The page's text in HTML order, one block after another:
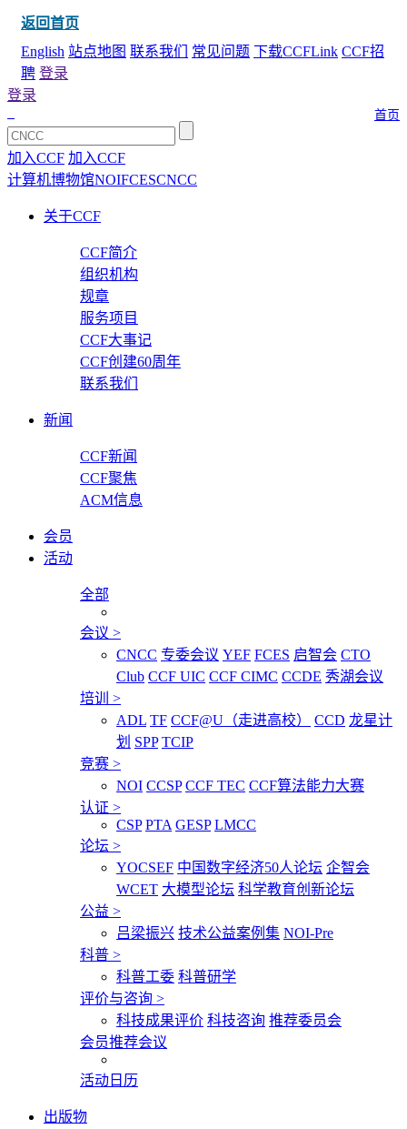
返回首页
English 站点地图 联系我们 常见问题 下载CCFLink CCF招
聘 登录
首页
登录
加入CCF 加入CCF
计算机博物馆NOIFCESCNCC
关于CCF
CCF简介
组织机构
规章
服务项目
CCF大事记
CCF创建60周年
联系我们
新闻
CCF新闻
CCF聚焦
ACM信息
会员
活动
全部
会议 >
CNCC 专委会议 YEF FCES 启智会 CTO
Club CCF UIC CCF CIMC CCDE 秀湖会议
培训 >
ADL TF CCF@U（走进高校） CCD 龙星计
划 SPP TCIP
竞赛 >
NOI CCSP CCF TEC CCF算法能力大赛
认证 >
CSP PTA GESP LMCC
论坛 >
YOCSEF 中国数字经济50人论坛 企智会
WCET 大模型论坛 科学教育创新论坛
公益 >
吕梁振兴 技术公益案例集 NOI-Pre
科普 >
科普工委 科普研学
评价与咨询 >
科技成果评价 科技咨询 推荐委员会
会员推荐会议
活动日历
出版物